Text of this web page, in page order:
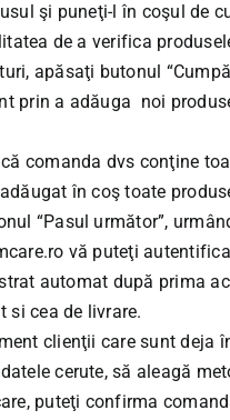
şi puneţi-l în coşul de
de a verifica
apăsaţi butonul
prin a adăuga noi
comanda dvs conţine
în coş toate
“Pasul următor”,
vă puteţi
automat după prima
si cea de livrare.
clienţii care sunt deja
cerute, să aleagă
puteţi confirma